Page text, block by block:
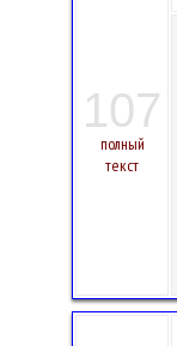
107
полный
текст